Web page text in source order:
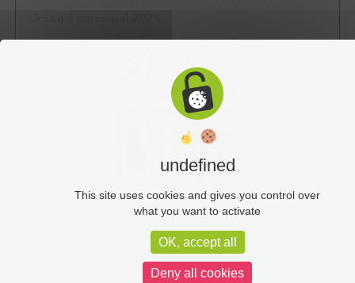
Liens utiles
Plan du site
Mentions légales
undefined
This site uses cookies and gives you control over
what you want to activate
OK, accept all
Deny all cookies